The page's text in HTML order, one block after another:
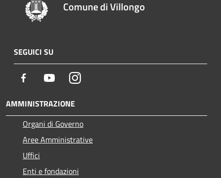
Comune di Villongo
SEGUICI SU
Facebook YoutubeInstagram
AMMINISTRAZIONE
Organi di Governo
Aree Amministrative
Uffici
Enti e fondazioni